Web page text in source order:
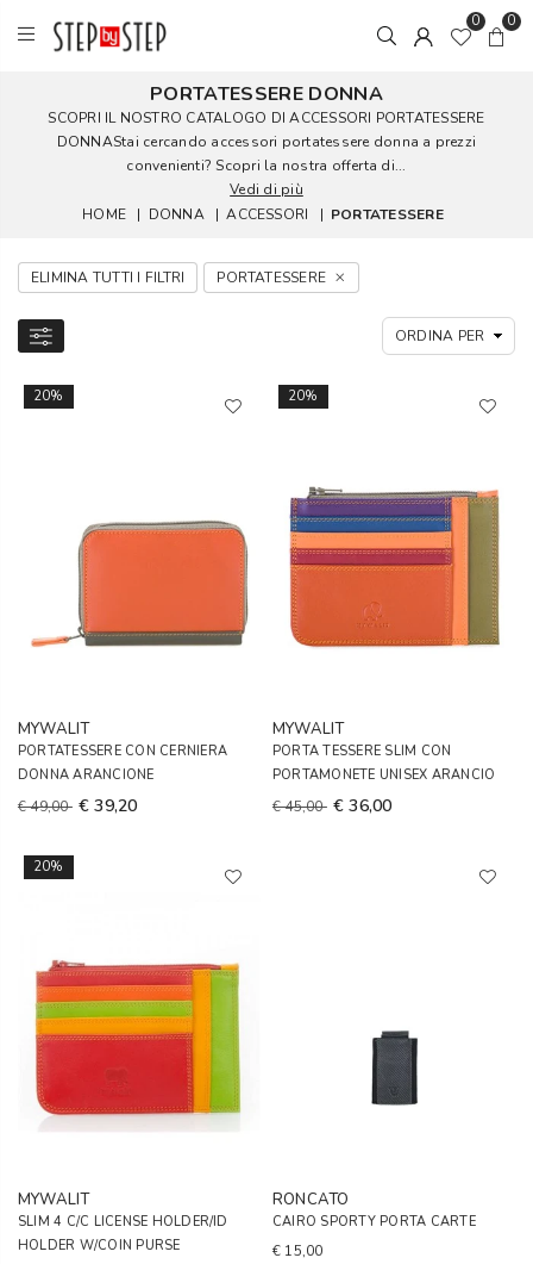
0 0
PORTATESSERE DONNA
SCOPRI IL NOSTRO CATALOGO DI ACCESSORI PORTATESSERE
DONNAStai cercando accessori portatessere donna a prezzi
convenienti? Scopri la nostra offerta di...
Vedi di più
HOME
| DONNA | ACCESSORI | PORTATESSERE
ELIMINA TUTTI I FILTRI PORTATESSERE
20%
MYWALIT
PORTATESSERE CON CERNIERA
DONNA ARANCIONE
€ 49,00 € 39,20
20%
MYWALIT
PORTA TESSERE SLIM CON
PORTAMONETE UNISEX ARANCIO
€ 45,00 € 36,00
20%
MYWALIT
SLIM 4 C/C LICENSE HOLDER/ID
HOLDER W/COIN PURSE
RONCATO
CAIRO SPORTY PORTA CARTE
€ 15,00